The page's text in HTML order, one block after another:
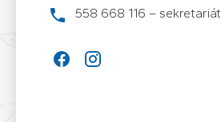
558 668 116 – sekretariát